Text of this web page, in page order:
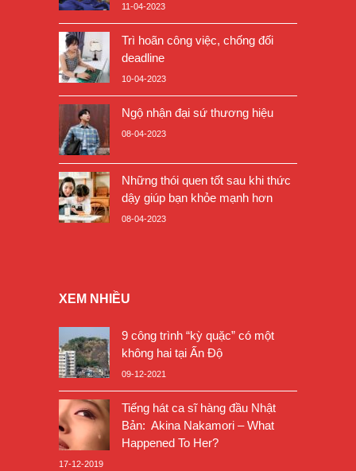
11-04-2023
Trì hoãn công việc, chống đối
deadline
10-04-2023
Ngộ nhận đại sứ thương hiệu
08-04-2023
Những thói quen tốt sau khi thức
dậy giúp bạn khỏe mạnh hơn
08-04-2023
XEM NHIỀU
9 công trình “kỳ quặc” có một
không hai tại Ấn Độ
09-12-2021
Tiếng hát ca sĩ hàng đầu Nhật
Bản: Akina Nakamori – What
Happened To Her?
17-12-2019